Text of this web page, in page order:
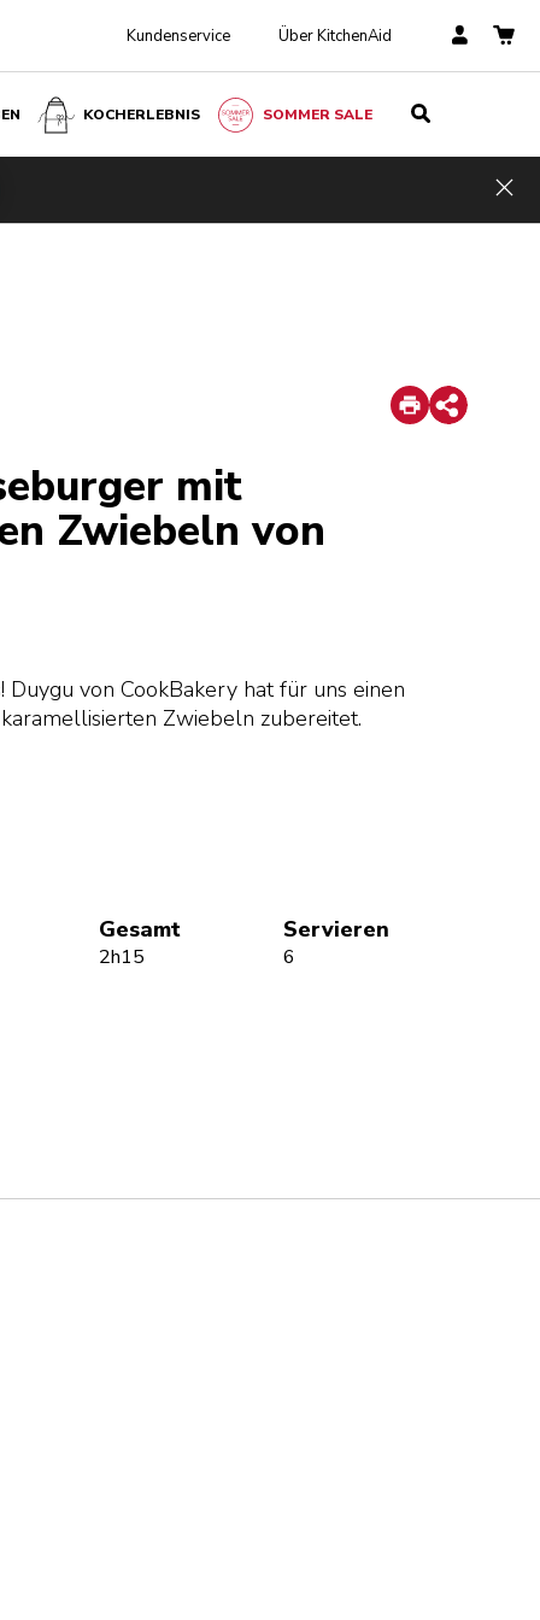
Kundenservice Über KitchenAid
KOCHERLEBNIS SOMMER SALE
Print
Share
mit
Zwiebeln von
Duygu von CookBakery hat für uns einen
Zwiebeln zubereitet.
Gesamt
2h15
Servieren
6